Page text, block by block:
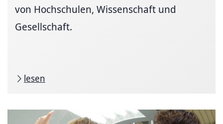
von Hochschulen, Wissenschaft und
Gesellschaft.
lesen